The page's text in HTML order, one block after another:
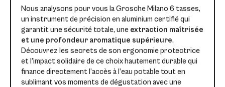
Nous analysons pour vous la Grosche Milano 6 tasses,
un instrument de précision en aluminium certifié qui
garantit une sécurité totale, une extraction maîtrisée
et une profondeur aromatique supérieure.
Découvrez les secrets de son ergonomie protectrice
et l’impact solidaire de ce choix hautement durable qui
finance directement l’accès à l’eau potable tout en
sublimant vos moments de dégustation avec une